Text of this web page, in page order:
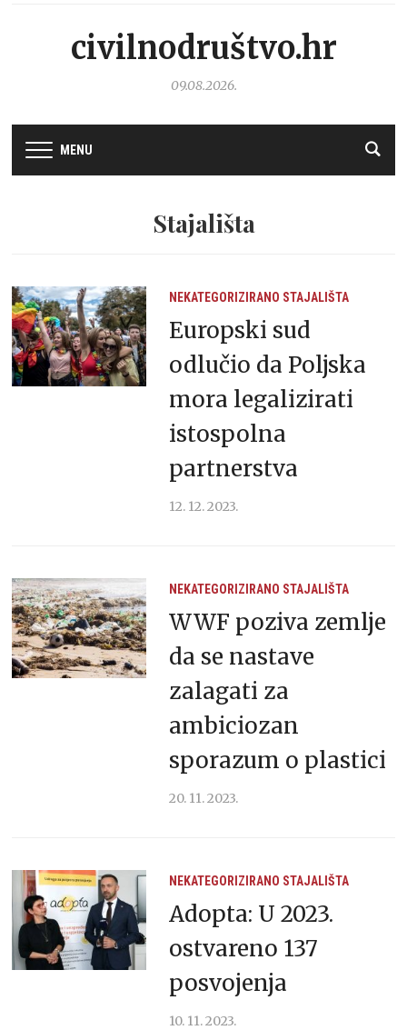
civilnodruštvo.hr
09.08.2026.
MENU
Stajališta
NEKATEGORIZIRANO STAJALIŠTA
Europski sud
odlučio da Poljska
mora legalizirati
istospolna
partnerstva
12. 12. 2023.
NEKATEGORIZIRANO STAJALIŠTA
WWF poziva zemlje
da se nastave
zalagati za
ambiciozan
sporazum o plastici
20. 11. 2023.
NEKATEGORIZIRANO STAJALIŠTA
Adopta: U 2023.
ostvareno 137
posvojenja
10. 11. 2023.